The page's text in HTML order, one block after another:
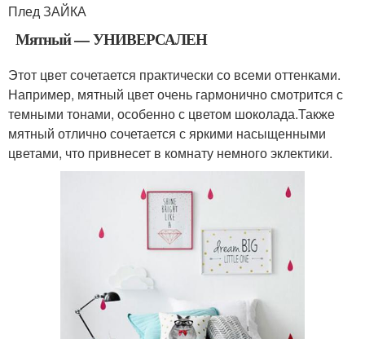
Плед ЗАЙКА
Мятный — УНИВЕРСАЛЕН
Этот цвет сочетается практически со всеми оттенками.
Например, мятный цвет очень гармонично смотрится с
темными тонами, особенно с цветом шоколада.Также
мятный отлично сочетается с яркими насыщенными
цветами, что привнесет в комнату немного эклектики.